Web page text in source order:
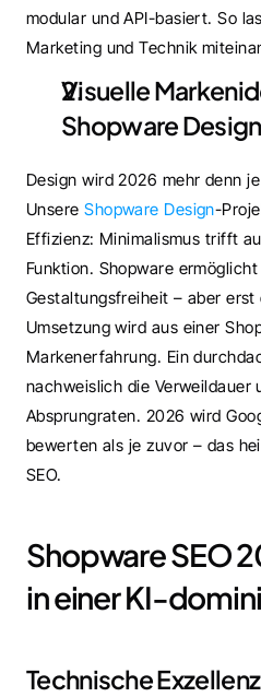
modular und API-basiert. So
Marketing und Technik
Visuelle
Shopware Design
Design wird 2026 mehr denn
Unsere Shopware Design-
Effizienz: Minimalismus trifft
Funktion. Shopware
Gestaltungsfreiheit – aber
Umsetzung wird aus einer
Markenerfahrung. Ein
nachweislich die Verweildauer
Absprungraten. 2026 wird
bewerten als je zuvor – das
SEO.
Shopware SEO
in einer KI-
Technische